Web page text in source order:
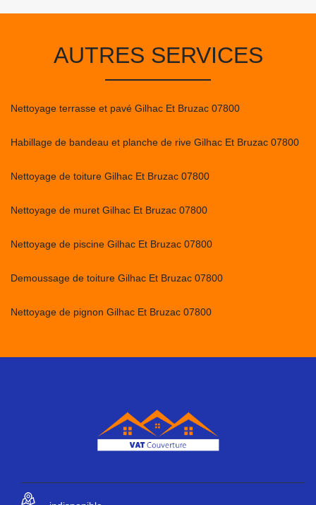
AUTRES SERVICES
Nettoyage terrasse et pavé Gilhac Et Bruzac 07800
Habillage de bandeau et planche de rive Gilhac Et Bruzac 07800
Nettoyage de toiture Gilhac Et Bruzac 07800
Nettoyage de muret Gilhac Et Bruzac 07800
Nettoyage de piscine Gilhac Et Bruzac 07800
Demoussage de toiture Gilhac Et Bruzac 07800
Nettoyage de pignon Gilhac Et Bruzac 07800